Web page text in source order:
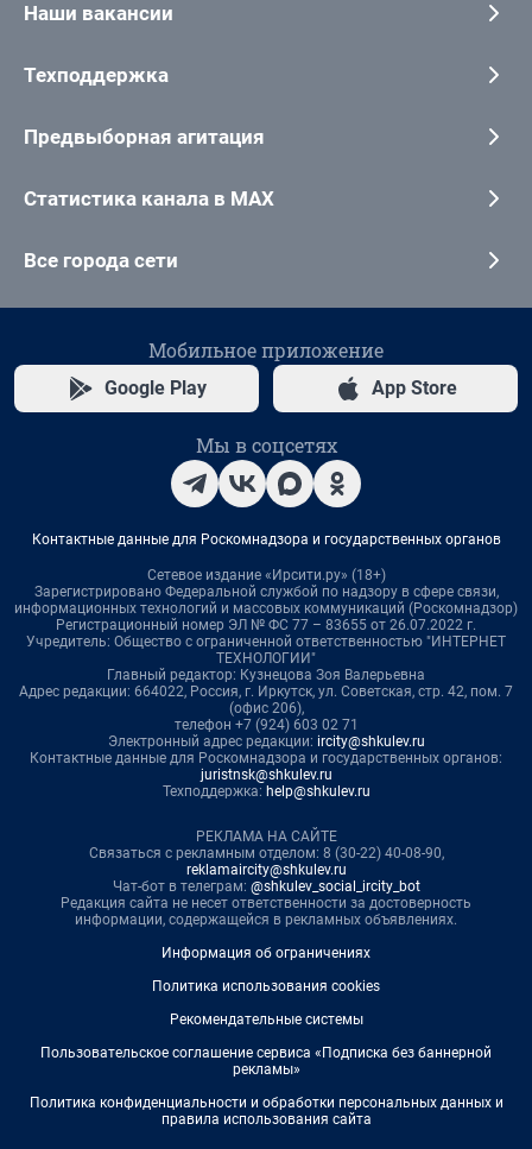
Наши вакансии
Техподдержка
Предвыборная агитация
Статистика канала в MAX
Все города сети
Мобильное приложение
Google Play App Store
Мы в соцсетях
Контактные данные для Роскомнадзора и государственных органов
Сетевое издание «Ирсити.ру» (18+)
Зарегистрировано Федеральной службой по надзору в сфере связи,
информационных технологий и массовых коммуникаций (Роскомнадзор)
Регистрационный номер ЭЛ № ФС 77 – 83655 от 26.07.2022 г.
Учредитель: Общество с ограниченной ответственностью "ИНТЕРНЕТ
ТЕХНОЛОГИИ"
Главный редактор: Кузнецова Зоя Валерьевна
Адрес редакции: 664022, Россия, г. Иркутск, ул. Советская, стр. 42, пом. 7
(офис 206),
телефон +7 (924) 603 02 71
Электронный адрес редакции: ircity@shkulev.ru
Контактные данные для Роскомнадзора и государственных органов:
juristnsk@shkulev.ru
Техподдержка: help@shkulev.ru
РЕКЛАМА НА САЙТЕ
Связаться с рекламным отделом: 8 (30-22) 40-08-90,
reklamaircity@shkulev.ru
Чат-бот в телеграм: @shkulev_social_ircity_bot
Редакция сайта не несет ответственности за достоверность
информации, содержащейся в рекламных объявлениях.
Информация об ограничениях
Политика использования cookies
Рекомендательные системы
Пользовательское соглашение сервиса «Подписка без баннерной
рекламы»
Политика конфиденциальности и обработки персональных данных и
правила использования сайта